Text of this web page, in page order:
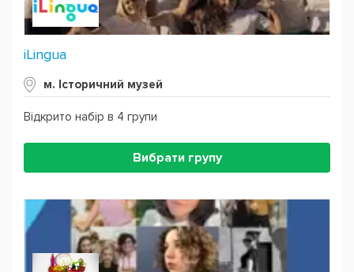
iLingua
м. Історичний музей
Відкрито набір в 4 групи
Вибрати групу